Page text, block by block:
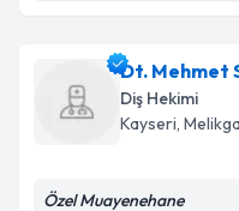
Dt. Ülkü Eroğluiçin
Size bu uzmandan
hazırlandığında e-
Dt. Mehmet
Diş Hekimi
Kayseri,
Özel Muayenehane